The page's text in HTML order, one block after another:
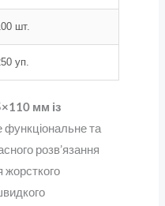
шт.
уп.
мм із
функціональне та
розв’язання